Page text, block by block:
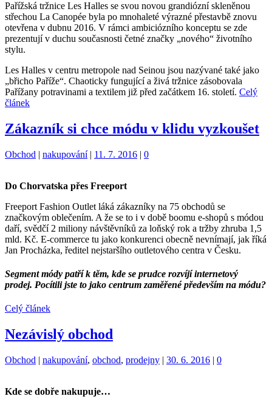
Pařížská tržnice Les Halles se svou novou grandiózní skleněnou
střechou La Canopée byla po mnohaleté výrazné přestavbě znovu
otevřena v dubnu 2016. V rámci ambiciózního konceptu se zde
prezentují v duchu současnosti četné značky „nového“ životního
stylu.
Les Halles v centru metropole nad Seinou jsou nazývané také jako
„břicho Paříže“. Chaoticky fungující a živá tržnice zásobovala
Pařížany potravinami a textilem již před začátkem 16. století. Celý
článek
Zákazník si chce módu v klidu vyzkoušet
Kategorie:
Obchod | Štítky:
nakupování | 11. 7. 2016 | 0
Do Chorvatska přes Freeport
Freeport Fashion Outlet láká zákazníky na 75 obchodů se
značkovým oblečením. A že se to i v době boomu e-shopů s módou
daří, svědčí 2 miliony návštěvníků za loňský rok a tržby zhruba 1,5
mld. Kč. E-commerce tu jako konkurenci obecně nevnímají, jak říká
Jan Procházka, ředitel nejstaršího outletového centra v Česku.
Segment módy patří k těm, kde se prudce rozvíjí internetový
prodej. Pocítili jste to jako centrum zaměřené především na módu?
Celý článek
Nezávislý obchod
Kategorie:
Obchod | Štítky:
nakupování, obchod, prodejny | 30. 6. 2016 | 0
Kde se dobře nakupuje…